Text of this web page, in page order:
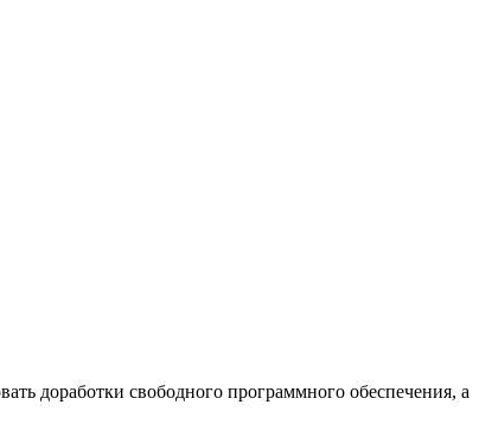
доработки свободного программного обеспечения, а